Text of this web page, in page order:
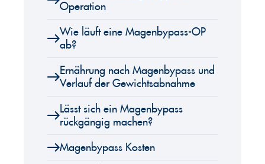
Operation
Wie läuft eine Magenbypass-OP
ab?
Ernährung nach Magenbypass und
Verlauf der Gewichtsabnahme
Lässt sich ein Magenbypass
rückgängig machen?
Magenbypass Kosten